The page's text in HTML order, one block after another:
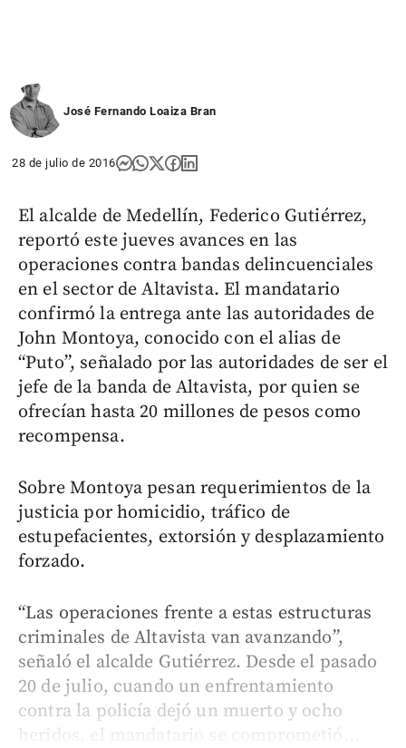
José Fernando Loaiza Bran
28 de julio de 2016
El alcalde de Medellín, Federico Gutiérrez,
reportó este jueves avances en las
operaciones contra bandas delincuenciales
en el sector de Altavista. El mandatario
confirmó la entrega ante las autoridades de
John Montoya, conocido con el alias de
“Puto”, señalado por las autoridades de ser el
jefe de la banda de Altavista, por quien se
ofrecían hasta 20 millones de pesos como
recompensa.
Sobre Montoya pesan requerimientos de la
justicia por homicidio, tráfico de
estupefacientes, extorsión y desplazamiento
forzado.
“Las operaciones frente a estas estructuras
criminales de Altavista van avanzando”,
señaló el alcalde Gutiérrez. Desde el pasado
20 de julio, cuando un enfrentamiento
contra la policía dejó un muerto y ocho
heridos, el mandatario se comprometió...